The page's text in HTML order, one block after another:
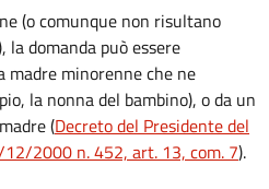
(o comunque non risultano
domanda può essere
madre minorenne che ne
la nonna del bambino), o da un
(Decreto del Presidente del
2000 n. 452, art. 13, com. 7).